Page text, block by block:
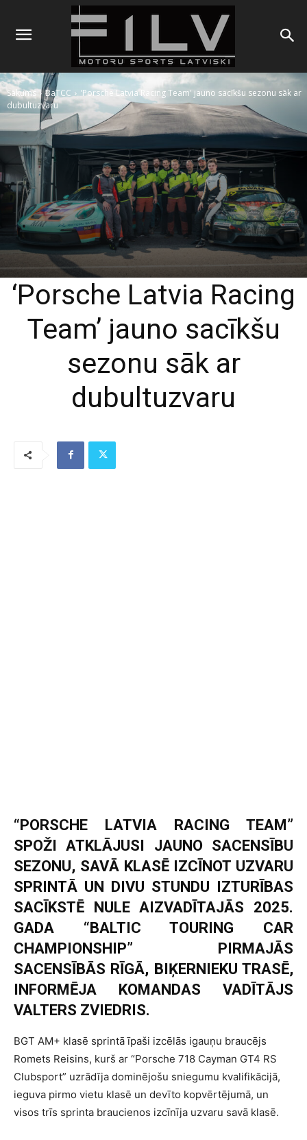
Sākums BaTCC
'Porsche Latvia Racing Team' jauno sacīkšu sezonu sāk ar
dubultuzvaru
‘Porsche Latvia Racing
Team’ jauno sacīkšu
sezonu sāk ar
dubultuzvaru
“PORSCHE LATVIA RACING TEAM”
SPOŽI ATKLĀJUSI JAUNO SACENSĪBU
SEZONU, SAVĀ KLASĒ IZCĪNOT UZVARU
SPRINTĀ UN DIVU STUNDU IZTURĪBAS
SACĪKSTĒ NULE AIZVADĪTAJĀS 2025.
GADA “BALTIC TOURING CAR
CHAMPIONSHIP” PIRMAJĀS
SACENSĪBĀS RĪGĀ, BIĶERNIEKU TRASĒ,
INFORMĒJA KOMANDAS VADĪTĀJS
VALTERS ZVIEDRIS.
BGT AM+ klasē sprintā īpaši izcēlās igauņu braucējs
Romets Reisins, kurš ar “Porsche 718 Cayman GT4 RS
Clubsport” uzrādīja dominējošu sniegumu kvalifikācijā,
ieguva pirmo vietu klasē un devīto kopvērtējumā, un
visos trīs sprinta braucienos izcīnīja uzvaru savā klasē.